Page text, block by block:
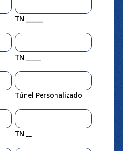
TN ______
TN _____
Túnel Personalizado
TN __